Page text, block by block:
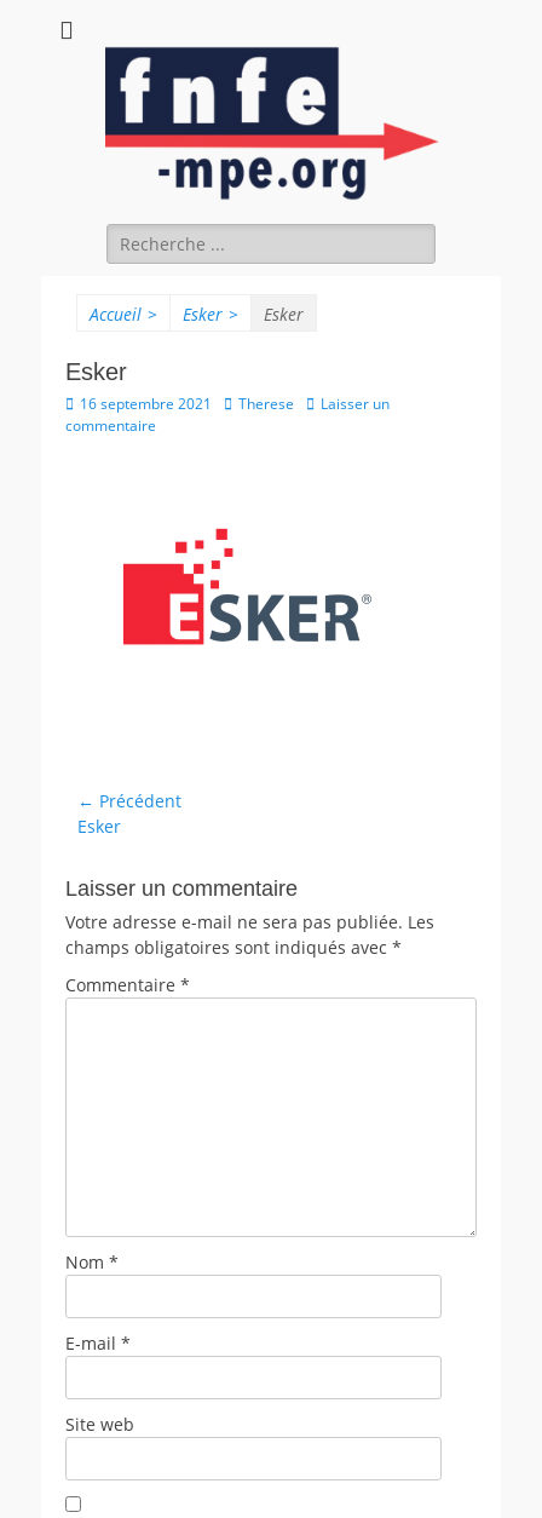
fnfe-mpe.org
Accueil > Esker > Esker
Esker
16 septembre 2021 Therese
Laisser un
commentaire
← Précédent
Esker
Laisser un commentaire
Votre adresse e-mail ne sera pas publiée. Les
champs obligatoires sont indiqués avec *
Commentaire *
Nom *
E-mail *
Site web